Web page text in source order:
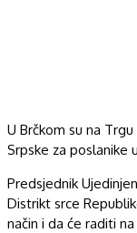
U Brčkom su na
Srpske za poslanike
Predsjednik
Distrikt srce
način i da će raditi